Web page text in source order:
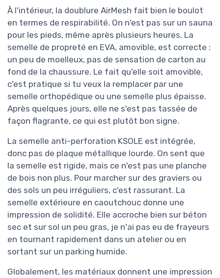
À l'intérieur, la doublure AirMesh fait bien le boulot
en termes de respirabilité. On n'est pas sur un sauna
pour les pieds, même après plusieurs heures. La
semelle de propreté en EVA, amovible, est correcte :
un peu de moelleux, pas de sensation de carton au
fond de la chaussure. Le fait qu'elle soit amovible,
c'est pratique si tu veux la remplacer par une
semelle orthopédique ou une semelle plus épaisse.
Après quelques jours, elle ne s'est pas tassée de
façon flagrante, ce qui est plutôt bon signe.
La semelle anti-perforation KSOLE est intégrée,
donc pas de plaque métallique lourde. On sent que
la semelle est rigide, mais ce n'est pas une planche
de bois non plus. Pour marcher sur des graviers ou
des sols un peu irréguliers, c'est rassurant. La
semelle extérieure en caoutchouc donne une
impression de solidité. Elle accroche bien sur béton
sec et sur sol un peu gras, je n'ai pas eu de frayeurs
en tournant rapidement dans un atelier ou en
sortant sur un parking humide.
Globalement, les matériaux donnent une impression